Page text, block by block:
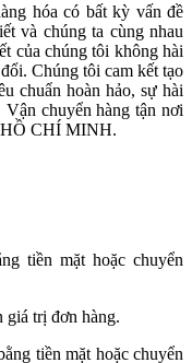
hóa có bất kỳ vấn đề
và chúng ta cùng nhau
của chúng tôi không hài
Chúng tôi cam kết tạo
chuẩn hoàn hảo, sự hài
chuyển hàng tận nơi
CHÍ MINH.
tiền mặt hoặc chuyển
giá trị đơn hàng.
tiền mặt hoặc chuyển